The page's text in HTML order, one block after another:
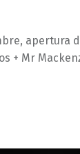
apertura
+ Mr
• Tinglao XXVI”